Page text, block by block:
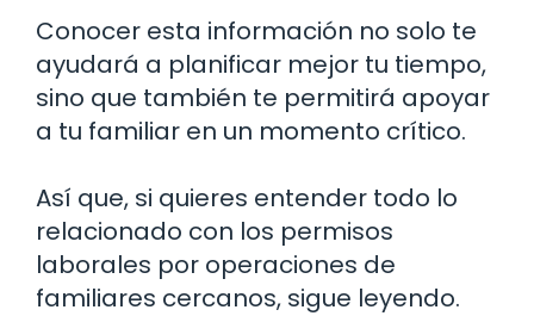
Conocer esta información no solo te
ayudará a planificar mejor tu tiempo,
sino que también te permitirá apoyar
a tu familiar en un momento crítico.
Así que, si quieres entender todo lo
relacionado con los permisos
laborales por operaciones de
familiares cercanos, sigue leyendo.